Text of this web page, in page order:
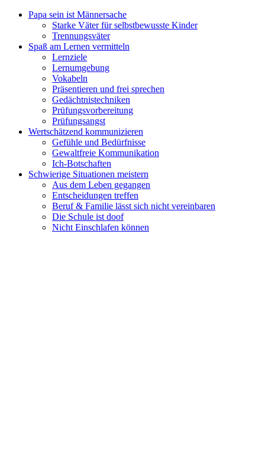
Papa sein ist Männersache
Starke Väter für selbstbewusste Kinder
Trennungsväter
Spaß am Lernen vermitteln
Lernziele
Lernumgebung
Vokabeln
Präsentieren und frei sprechen
Gedächtnistechniken
Prüfungsvorbereitung
Prüfungsangst
Wertschätzend kommunizieren
Gefühle und Bedürfnisse
Gewaltfreie Kommunikation
Ich-Botschaften
Schwierige Situationen meistern
Aus dem Leben gegangen
Entscheidungen treffen
Beruf & Familie lässt sich nicht vereinbaren
Die Schule ist doof
Nicht Einschlafen können